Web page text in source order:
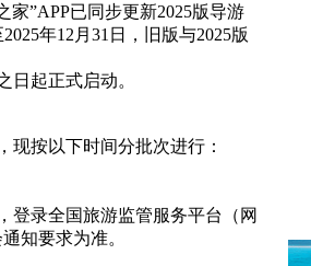
”APP已同步更新2025版导游
年12月31日，旧版与2025版
起正式启动。
按以下时间分批次进行：
录全国旅游监管服务平台（网
知要求为准。